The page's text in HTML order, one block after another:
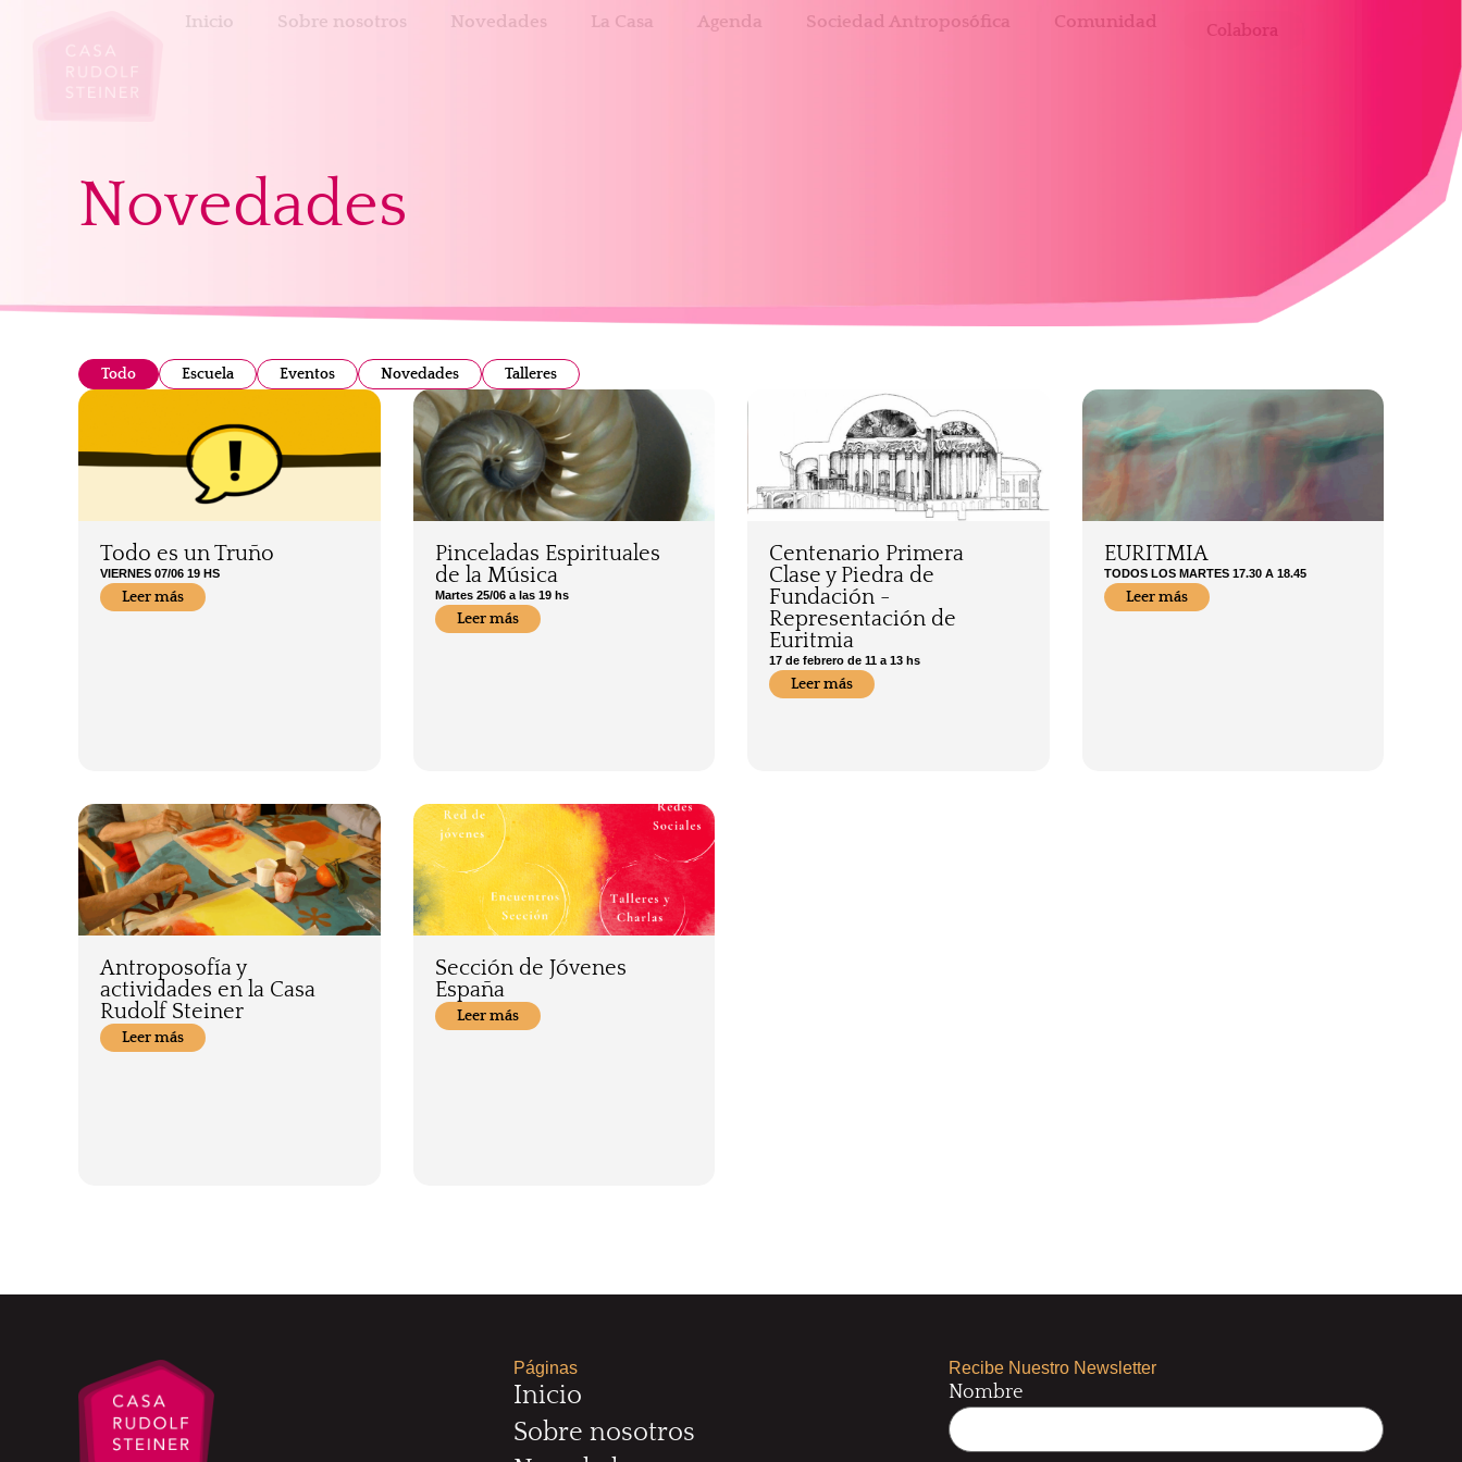
Inicio Sobre nosotros Novedades La Casa Agenda Sociedad Antroposófica Comunidad Colabora
Novedades
Escuela Eventos Novedades Talleres
Todo
Todo es un Truño
VIERNES 07/06 19 HS
Leer más
Pinceladas Espirituales
de la Música
Martes 25/06 a las 19 hs
Leer más
Centenario Primera
Clase y Piedra de
Fundación -
Representación de
Euritmia
17 de febrero de 11 a 13 hs
Leer más
EURITMIA
TODOS LOS MARTES 17.30 A 18.45
Leer más
Antroposofía y
actividades en la Casa
Rudolf Steiner
Leer más
Sección de Jóvenes
España
Leer más
Páginas
Inicio
Sobre nosotros
Recibe Nuestro Newsletter
Nombre